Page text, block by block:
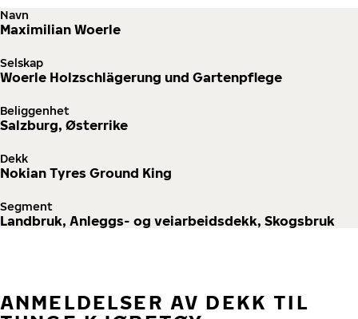
Navn
Maximilian Woerle
Selskap
Woerle Holzschlägerung und Gartenpflege
Beliggenhet
Salzburg, Østerrike
Dekk
Nokian Tyres Ground King
Segment
Landbruk, Anleggs- og veiarbeidsdekk, Skogsbruk
ANMELDELSER AV DEKK TIL